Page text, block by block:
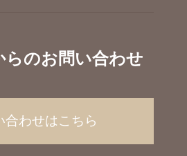
らのお問い合わせ
合わせはこちら